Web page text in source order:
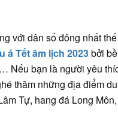
với dân số đông nhất
á Tết âm lịch 2023bởi
Nếu bạn là người yêu
thăm những địa điểm
Tự, hang đá Long